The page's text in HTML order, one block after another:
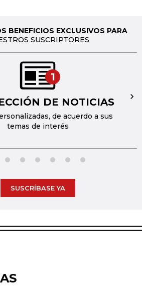
BENEFICIOS EXCLUSIVOS PARA
SUSCRIPTORES
1
DE NOTICIAS
de acuerdo a sus
temas de interés
→
SUSCRÍBASE YA